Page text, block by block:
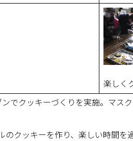
楽しく
でクッキーづくりを実施。マ
クッキーを作り、楽しい時間を